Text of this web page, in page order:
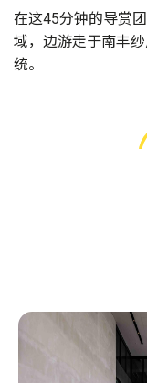
在这45分钟的导赏
域，边游走于南丰
统。